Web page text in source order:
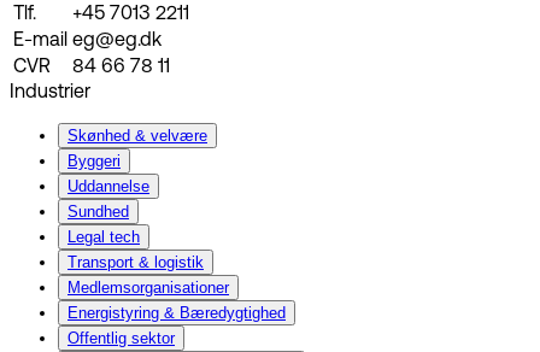
Tlf.
+45 7013 2211
E-mail eg@eg.dk
CVR
84 66 78 11
Industrier
Skønhed & velvære
Byggeri
Uddannelse
Sundhed
Legal tech
Transport & logistik
Medlemsorganisationer
Energistyring & Bæredygtighed
Offentlig sektor